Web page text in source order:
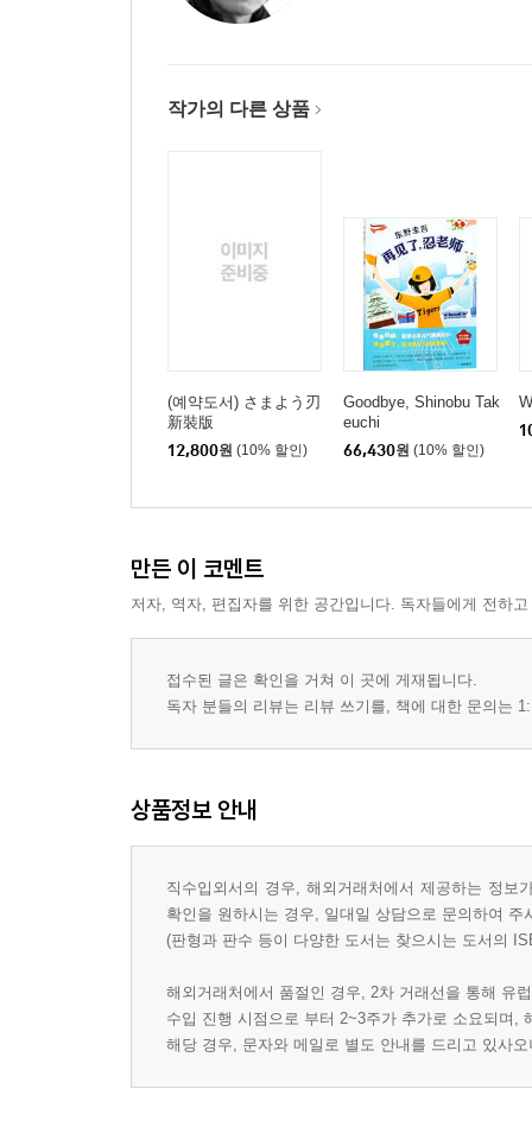
작가의 다른 상품
(예약도서) さまよう刃
新裝版
12,800원 (10% 할인)
Goodbye, Shinobu Tak
euchi
66,430원 (10% 할인)
만든 이 코멘트
저자, 역자, 편집자를 위한 공간입니다. 독자들에게 전하
접수된 글은 확인을 거쳐 이 곳에 게재됩니다.
독자 분들의 리뷰는 리뷰 쓰기를, 책에 대한 문의는
상품정보 안내
직수입외서의 경우, 해외거래처에서 제공하는 정
확인을 원하시는 경우, 일대일 상담으로 문의하여 주
(판형과 판수 등이 다양한 도서는 찾으시는 도서의
해외거래처에서 품절인 경우, 2차 거래선을 통해 유
수입 진행 시점으로 부터 2~3주가 추가로 소요되며,
해당 경우, 문자와 메일로 별도 안내를 드리고 있사